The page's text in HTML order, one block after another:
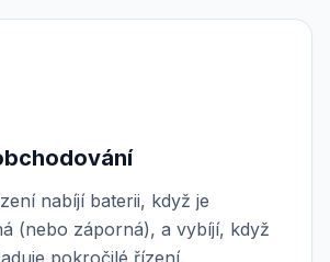
nabíjí baterii, když je
(nebo záporná), a vybíjí, když
pokročilé řízení.